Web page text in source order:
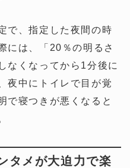
で、指定した夜間の時
には、「20％の明るさ
なくなってから1分後に
夜中にトイレで目が覚
で寝つきが悪くなると
タメが大迫力で楽